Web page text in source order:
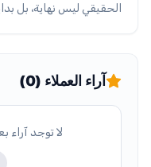
الحقيقي ليس نهاية، بل
آراء العملاء (0)
لا توجد آراء